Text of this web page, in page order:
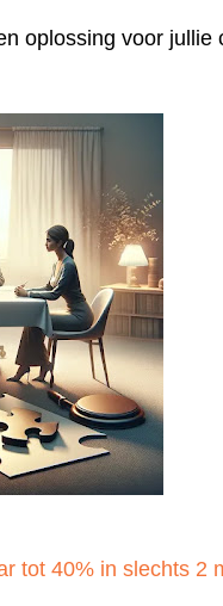
oplossing voor jullie
tot 40% in slechts 2